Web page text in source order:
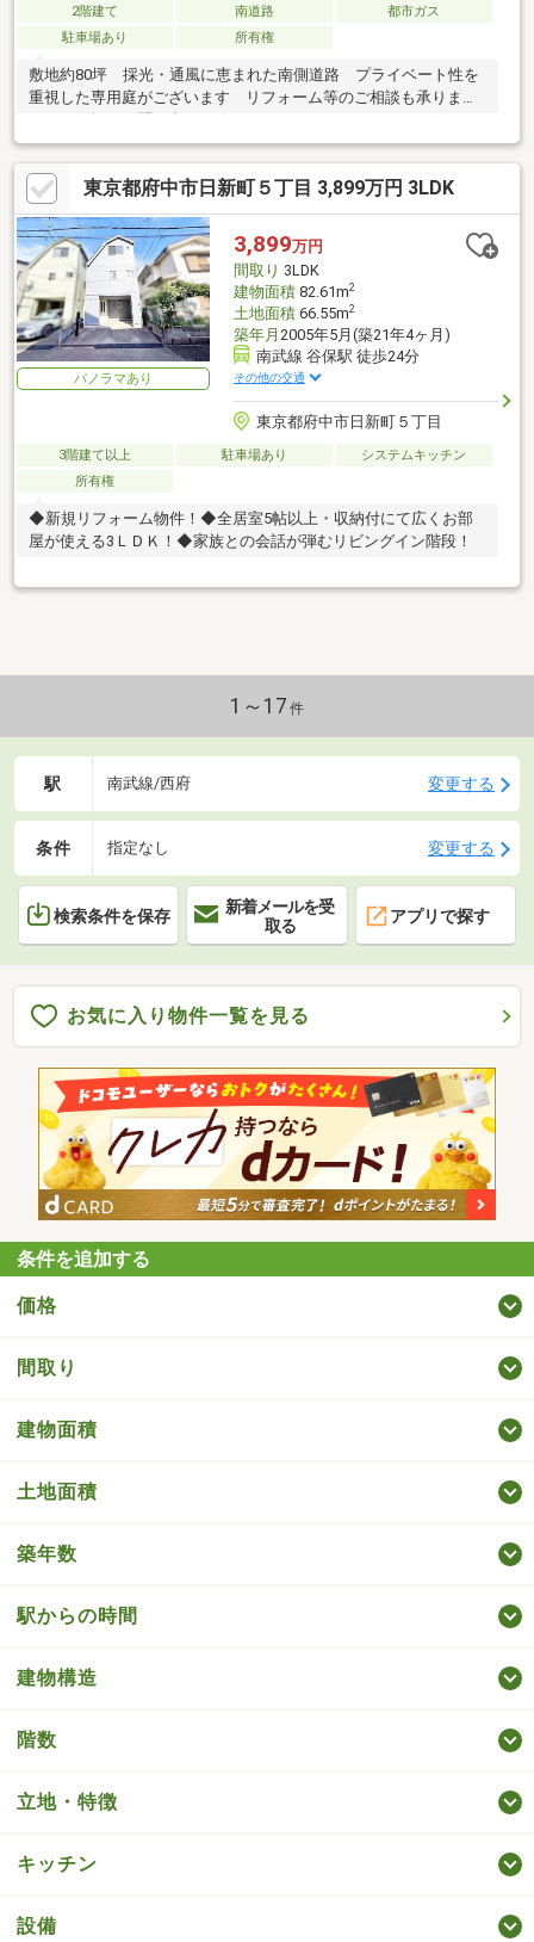
2階建て 南道路
都市ガス
駐車場あり
所有権
敷地約80坪 採光・通風に恵まれた南側道路 プライベート性を
重視した専用庭がございます リフォーム等のご相談も承りま
東京都府中市日新町５丁目 3,899万円 3LDK
パノラマあり
3,899万円
間取り 3LDK
建物面積82.61m2
土地面積66.55m2
築年月 2005年5月(築21年4ヶ月)
南武線 谷保駅 徒歩24分
その他の交通
東京都府中市日新町５丁目
3階建て以上 駐車場あり
システムキッチン
所有権
◆新規リフォーム物件！◆全居室5帖以上・収納付にて広くお部
屋が使える3ＬＤＫ！◆家族との会話が弾むリビングイン階段！
1～17 件
駅 南武線/西府 変更する
条件 指定なし 変更する
検索条件を保存
新着メールを受
取る
アプリで探す
お気に入り物件一覧を見る
条件を追加する
価格
間取り
建物面積
土地面積
築年数
駅からの時間
建物構造
階数
立地・特徴
キッチン
設備